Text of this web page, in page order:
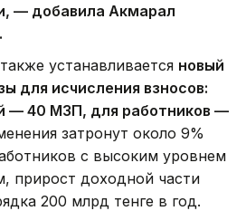
— добавила Акмарал
устанавливается новый
для исчисления взносов:
— 40 МЗП, для работников —
затронут около 9%
с высоким уровнем
прирост доходной части
200 млрд тенге в год.